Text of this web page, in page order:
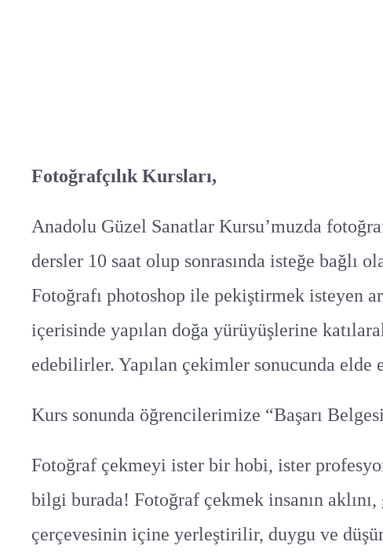
Fotoğrafçılık Kursları,
Anadolu Güzel Sanatlar Kursu’muzda
dersler 10 saat olup sonrasında isteğe
Fotoğrafı photoshop ile pekiştirmek isteyen
içerisinde yapılan doğa yürüyüşlerine
edebilirler. Yapılan çekimler sonucunda elde
Kurs sonunda öğrencilerimize “Başarı
Fotoğraf çekmeyi ister bir hobi, ister
bilgi burada! Fotoğraf çekmek insanın
çerçevesinin içine yerleştirilir, duygu ve